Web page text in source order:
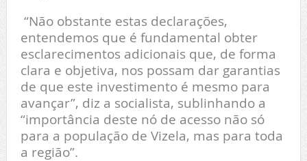
“Não obstante estas declarações,
entendemos que é fundamental obter
esclarecimentos adicionais que, de forma
clara e objetiva, nos possam dar garantias
de que este investimento é mesmo para
avançar”, diz a socialista, sublinhando a
“importância deste nó de acesso não só
para a população de Vizela, mas para toda
a região”.